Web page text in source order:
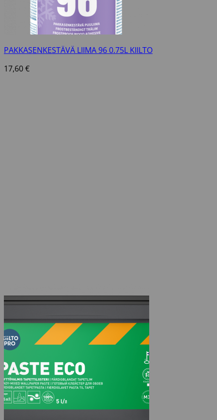
PAKKASENKESTÄVÄ LIIMA 96 0.75L KIILTO
17,60€